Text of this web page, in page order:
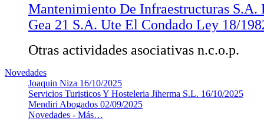
Mantenimiento De Infraestructuras S.A.
Gea 21 S.A. Ute El Condado Ley 18/
Otras actividades asociativas n.c.o.p.
Novedades
Joaquin Niza 16/10/2025
Servicios Turisticos Y Hosteleria Jiherma S.L. 16/10/2025
Mendiri Abogados 02/09/2025
Novedades - Más…